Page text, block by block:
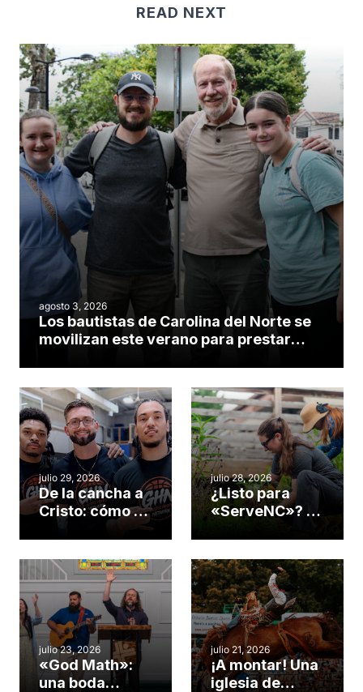
READ NEXT
agosto 3, 2026
Los bautistas de Carolina del Norte se
movilizan este verano para prestar
julio 29, 2026
De la cancha a
Cristo: cómo el
gimnasio de
Cary se
convirtió en un
insólito campo
misionero te
cuento
julio 28, 2026
¿Listo para
«ServeNC»? 4
obra de Dios
durante la
Semana
ServeNC
julio 23, 2026
«God Math»:
una boda
julio 21, 2026
¡A montar! Una
iglesia de